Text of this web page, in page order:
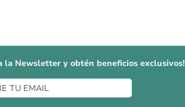
la Newsletter y obtén beneficios exclusivos!